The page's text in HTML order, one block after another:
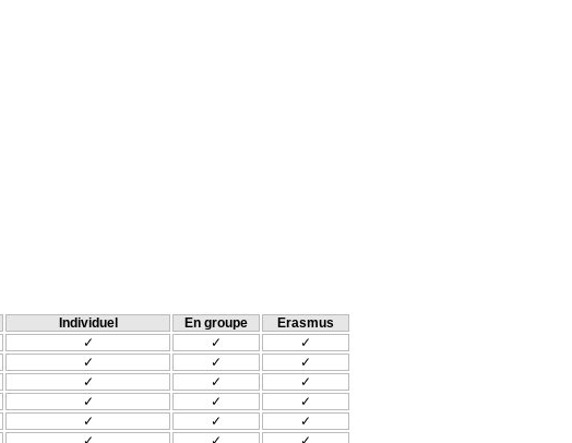
Individuel En groupe
Erasmus
✓ ✓
✓
✓ ✓
✓
✓ ✓
✓
✓ ✓
✓
✓ ✓
✓